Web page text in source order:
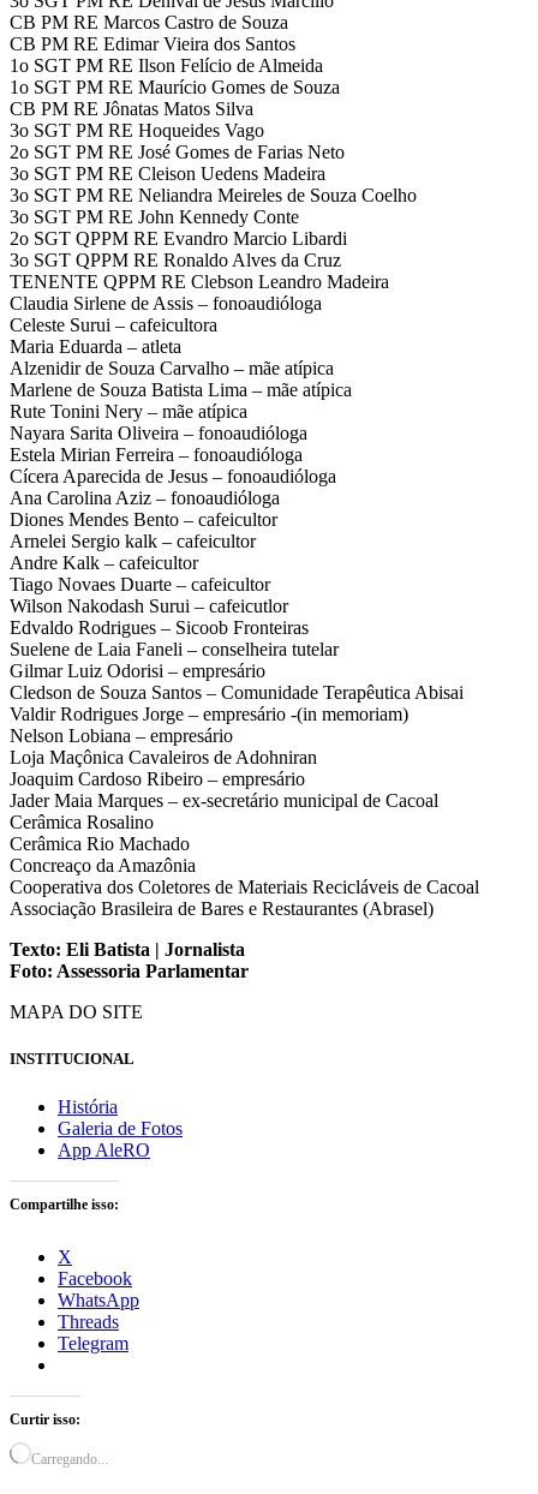
CB PM RE Marcos Castro de Souza
CB PM RE Edimar Vieira dos Santos
1o SGT PM RE Ilson Felício de Almeida
1o SGT PM RE Maurício Gomes de Souza
CB PM RE Jônatas Matos Silva
3o SGT PM RE Hoqueides Vago
2o SGT PM RE José Gomes de Farias Neto
3o SGT PM RE Cleison Uedens Madeira
3o SGT PM RE Neliandra Meireles de Souza Coelho
3o SGT PM RE John Kennedy Conte
2o SGT QPPM RE Evandro Marcio Libardi
3o SGT QPPM RE Ronaldo Alves da Cruz
TENENTE QPPM RE Clebson Leandro Madeira
Claudia Sirlene de Assis – fonoaudióloga
Celeste Surui – cafeicultora
Maria Eduarda – atleta
Alzenidir de Souza Carvalho – mãe atípica
Marlene de Souza Batista Lima – mãe atípica
Rute Tonini Nery – mãe atípica
Nayara Sarita Oliveira – fonoaudióloga
Estela Mirian Ferreira – fonoaudióloga
Cícera Aparecida de Jesus – fonoaudióloga
Ana Carolina Aziz – fonoaudióloga
Diones Mendes Bento – cafeicultor
Arnelei Sergio kalk – cafeicultor
Andre Kalk – cafeicultor
Tiago Novaes Duarte – cafeicultor
Wilson Nakodash Surui – cafeicutlor
Edvaldo Rodrigues – Sicoob Fronteiras
Suelene de Laia Faneli – conselheira tutelar
Gilmar Luiz Odorisi – empresário
Cledson de Souza Santos – Comunidade Terapêutica Abisai
Valdir Rodrigues Jorge – empresário -(in memoriam)
Nelson Lobiana – empresário
Loja Maçônica Cavaleiros de Adohniran
Joaquim Cardoso Ribeiro – empresário
Jader Maia Marques – ex-secretário municipal de Cacoal
Cerâmica Rosalino
Cerâmica Rio Machado
Concreaço da Amazônia
Cooperativa dos Coletores de Materiais Recicláveis de Cacoal
Associação Brasileira de Bares e Restaurantes (Abrasel)
Texto: Eli Batista | Jornalista
Foto: Assessoria Parlamentar
MAPA DO SITE
INSTITUCIONAL
História
Galeria de Fotos
App AleRO
Compartilhe isso:
X
Facebook
WhatsApp
Threads
Telegram
Curtir isso:
Carregando...